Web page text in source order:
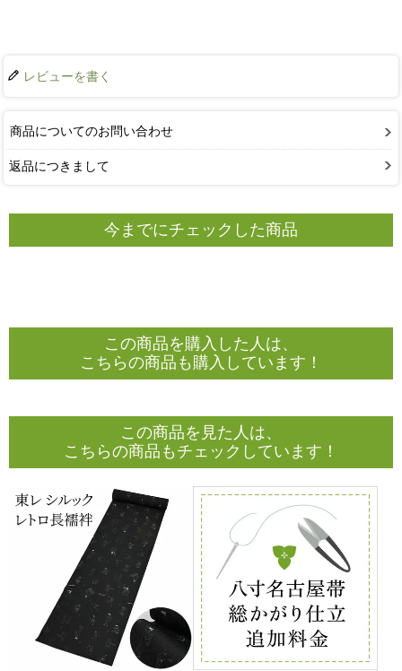
レビューを書く
商品についてのお問い合わせ
返品につきまして
今までにチェックした商品
この商品を購入した人は、
こちらの商品も購入しています！
この商品を見た人は、
こちらの商品もチェックしています！